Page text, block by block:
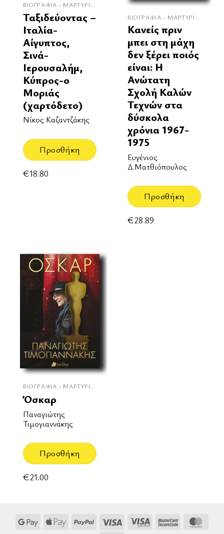
ΒΙΟΓΡΑΦΊΑ - ΜΑΡΤΥΡΊΕΣ
Ταξιδεύοντας –
Ιταλία-
Αίγυπτος,
Σινά-
Ιερουσαλήμ,
Κύπρος-ο
Μοριάς
(χαρτόδετο)
Νίκος Καζαντζάκης
Προσθήκη
€18.80
ΒΙΟΓΡΑΦΊΑ - ΜΑΡΤΥΡΊΕΣ
Κανείς πριν
μπει στη μάχη
δεν ξέρει ποιός
είναι: Η
Ανώτατη
Σχολή Καλών
Τεχνών στα
δύσκολα
χρόνια 1967-
1975
Ευγένιος
Δ.Ματθιόπουλος
Προσθήκη
€28.89
ΒΙΟΓΡΑΦΊΑ - ΜΑΡΤΥΡΊΕΣ
Όσκαρ
Παναγιώτης
Τιμογιαννάκης
Προσθήκη
€21.00
Google Apple
PayPal Visa
Visa
MasterCard